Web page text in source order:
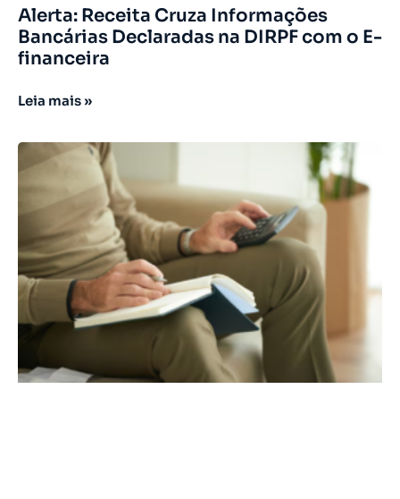
Alerta: Receita Cruza Informações
Bancárias Declaradas na DIRPF com o E-
financeira
Leia mais »